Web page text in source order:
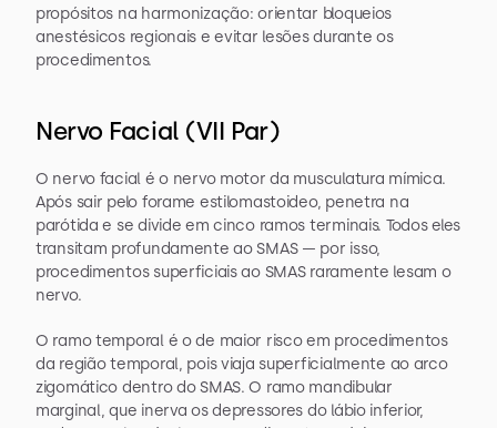
propósitos na harmonização: orientar bloqueios
anestésicos regionais e evitar lesões durante os
procedimentos.
Nervo Facial (VII Par)
O nervo facial é o nervo motor da musculatura mímica.
Após sair pelo forame estilomastoideo, penetra na
parótida e se divide em cinco ramos terminais. Todos eles
transitam profundamente ao SMAS — por isso,
procedimentos superficiais ao SMAS raramente lesam o
nervo.
O ramo temporal é o de maior risco em procedimentos
da região temporal, pois viaja superficialmente ao arco
zigomático dentro do SMAS. O ramo mandibular
marginal, que inerva os depressores do lábio inferior,